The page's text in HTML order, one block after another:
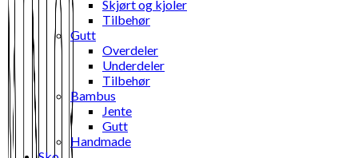
SEARCH
Skjørt og kjoler
Tilbehør
Gutt
Overdeler
Underdeler
Tilbehør
Bambus
Jente
Gutt
Handmade